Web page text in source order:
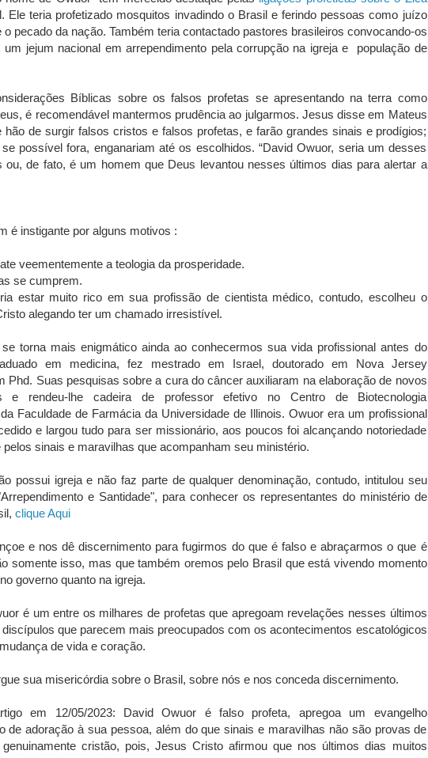
Ele teria profetizado mosquitos invadindo o Brasil e ferindo pessoas como juízo
o pecado da nação. Também teria contactado pastores brasileiros convocando-os
um jejum nacional em arrependimento pela corrupção na igreja e população de
Bíblicas sobre os falsos profetas se apresentando na terra como
é recomendável mantermos prudência ao julgarmos. Jesus disse em Mateus
hão de surgir falsos cristos e falsos profetas, e farão grandes sinais e prodígios;
possível fora, enganariam até os escolhidos. “David Owuor, seria um desses
ou, de fato, é um homem que Deus levantou nesses últimos dias para alertar a
é instigante por alguns motivos :
veementemente a teologia da prosperidade.
se cumprem.
estar muito rico em sua profissão de cientista médico, contudo, escolheu o
alegando ter um chamado irresistível.
torna mais enigmático ainda ao conhecermos sua vida profissional antes do
em medicina, fez mestrado em Israel, doutorado em Nova Jersey
Phd. Suas pesquisas sobre a cura do câncer auxiliaram na elaboração de novos
e rendeu-lhe cadeira de professor efetivo no Centro de Biotecnologia
Faculdade de Farmácia da Universidade de Illinois. Owuor era um profissional
e largou tudo para ser missionário, aos poucos foi alcançando notoriedade
pelos sinais e maravilhas que acompanham seu ministério.
possui igreja e não faz parte de qualquer denominação, contudo, intitulou seu
e Santidade", para conhecer os representantes do ministério de
clique Aqui
e nos dê discernimento para fugirmos do que é falso e abraçarmos o que é
somente isso, mas que também oremos pelo Brasil que está vivendo momento
governo quanto na igreja.
é um entre os milhares de profetas que apregoam revelações nesses últimos
que parecem mais preocupados com os acontecimentos escatológicos
de vida e coração.
sua misericórdia sobre o Brasil, sobre nós e nos conceda discernimento.
em 12/05/2023: David Owuor é falso profeta, apregoa um evangelho
de adoração à sua pessoa, além do que sinais e maravilhas não são provas de
cristão, pois, Jesus Cristo afirmou que nos últimos dias muitos